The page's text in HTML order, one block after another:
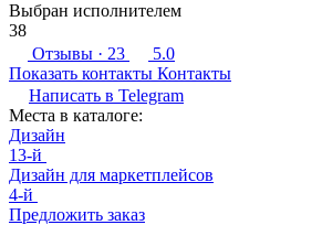
Выбран исполнителем
38
Отзывы · 23
5.0
Показать контакты Контакты
Написать в Telegram
Места в каталоге:
Дизайн
13-й
Дизайн для маркетплейсов
4-й
Предложить заказ